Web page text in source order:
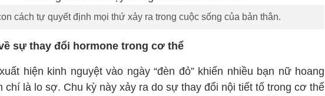
cách tự quyết định mọi thứ xảy ra trong cuộc sống của bản thân.
sự thay đổi hormone trong cơ thể
hiện kinh nguyệt vào ngày “đèn đỏ” khiến nhiều bạn nữ hoang
chí là lo sợ. Chu kỳ này xảy ra do sự thay đổi nội tiết tố trong cơ thể